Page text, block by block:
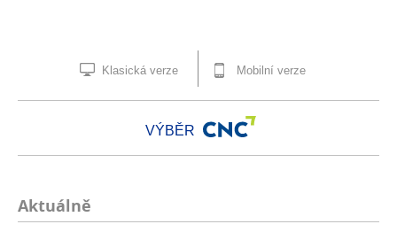
Klasická verze Mobilní verze
VÝBĚR
Aktuálně